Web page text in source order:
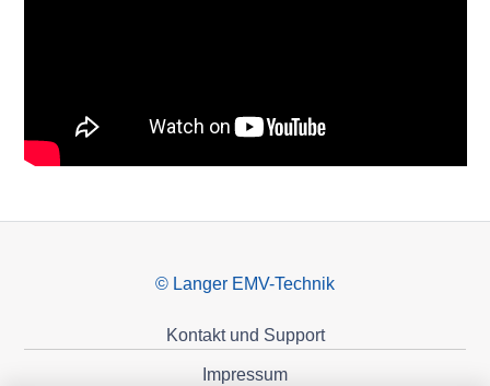
© Langer EMV-Technik
Kontakt und Support
Impressum